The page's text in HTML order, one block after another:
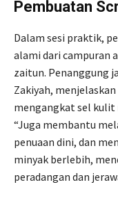
Pembuatan
Dalam sesi praktik,
alami dari campuran
zaitun. Penanggung
Zakiyah,
mengangkat sel kulit
“Juga membantu
penuaan dini, dan
minyak berlebih,
peradangan dan